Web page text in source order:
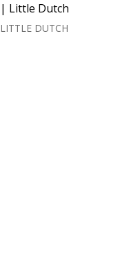
| Little Dutch
LITTLE DUTCH